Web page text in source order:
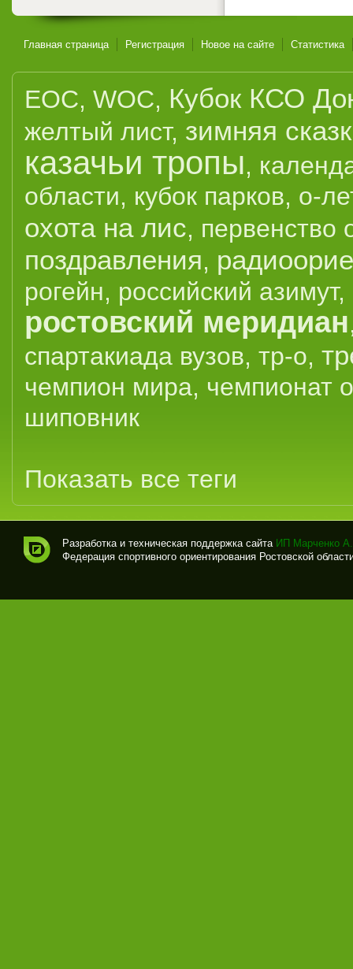
Главная страница Регистрация Новое на сайте Статистика
EOC, WOC, Кубок КСО
желтый лист, зимняя
казачьи тропы,
области, кубок парков, о-
охота на лис, первенство
поздравления,
рогейн, российский азимут,
ростовский меридиан
спартакиада вузов, тр-о,
чемпион мира, чемпионат
шиповник
Показать все теги
вно
Разработка и техническая поддержка сайта ИП Марченко
Федерация спортивного ориентирования Ростовской